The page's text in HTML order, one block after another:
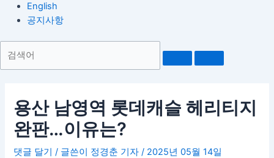
English
공지사항
용산 남영역 롯데캐슬 헤리티지
완판…이유는?
댓글 달기 / 글쓴이 정경춘 기자 / 2025년 05월 14일